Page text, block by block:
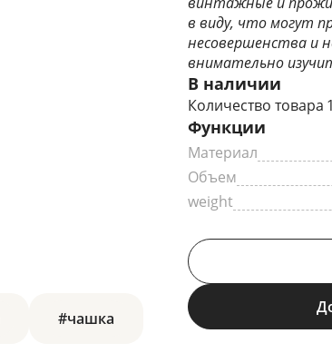
#чашка
в виду, что могут
несовершенства и
внимательно
В наличии
Количество товара 1
Функции
Материал
Объем
weight